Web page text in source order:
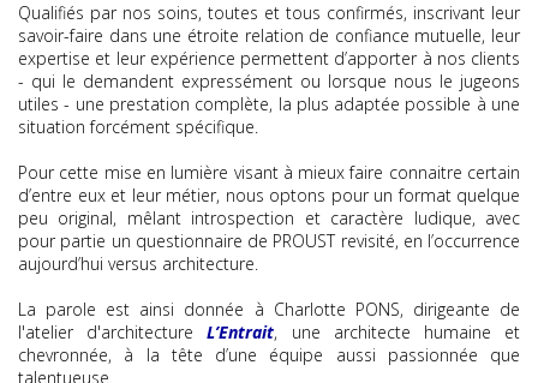
Qualifiés par nos soins, toutes et tous confirmés, inscrivant leur
savoir-faire dans une étroite relation de confiance mutuelle, leur
expertise et leur expérience permettent d’apporter à nos clients
- qui le demandent expressément ou lorsque nous le jugeons
utiles - une prestation complète, la plus adaptée possible à une
situation forcément spécifique.
Pour cette mise en lumière visant à mieux faire connaitre certain
d’entre eux et leur métier, nous optons pour un format quelque
peu original, mêlant introspection et caractère ludique, avec
pour partie un questionnaire de PROUST revisité, en l’occurrence
aujourd’hui versus architecture.
La parole est ainsi donnée à Charlotte PONS, dirigeante de
l'atelier d'architectureL’Entrait, une architecte humaine et
chevronnée, à la tête d’une équipe aussi passionnée que
talentueuse.